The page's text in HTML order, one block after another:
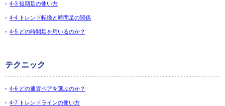
4-3 短期足の使い方
4-4 トレンド転換と時間足の関係
4-5 どの時間足を用いるのか？
テクニック
4-6 どの通貨ペアを選ぶのか？
4-7 トレンドラインの使い方